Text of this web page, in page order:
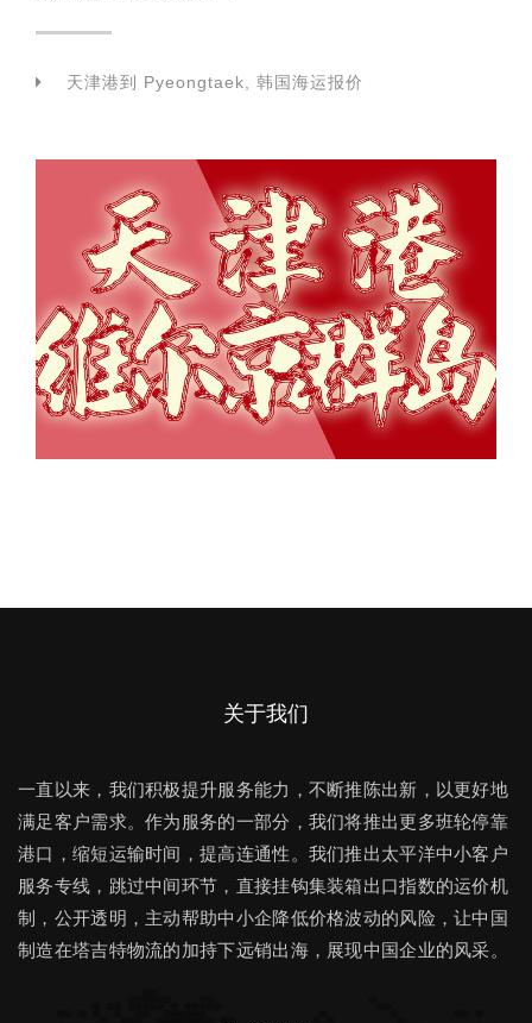
天津港到 Pyeongtaek, 韩国海运报价
关于我们
一直以来，我们积极提升服务能力，不断推陈出新，以更好地
满足客户需求。作为服务的一部分，我们将推出更多班轮停靠
港口，缩短运输时间，提高连通性。我们推出太平洋中小客户
服务专线，跳过中间环节，直接挂钩集装箱出口指数的运价机
制，公开透明，主动帮助中小企降低价格波动的风险，让中国
制造在塔吉特物流的加持下远销出海，展现中国企业的风采。